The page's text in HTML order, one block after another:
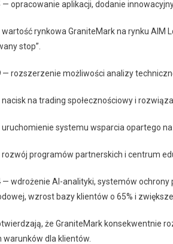
— opracowanie aplikacji, dodanie
rynkowa GraniteMark na rynku AIM
stop”.
— rozszerzenie możliwości analizy
na trading społecznościowy i
systemu wsparcia opartego
programów partnerskich i centrum
— wdrożenie AI-analityki, systemów
wzrost bazy klientów o 65% i
że GraniteMark konsekwentnie
warunków dla klientów.